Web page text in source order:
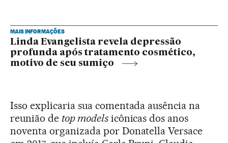
MAIS INFORMAÇÕES
Linda Evangelista revela depressão
profunda após tratamento cosmético,
motivo de seu sumiço
Isso explicaria sua comentada ausência na
reunião de top modelsicônicas dos anos
noventa organizada por Donatella Versace